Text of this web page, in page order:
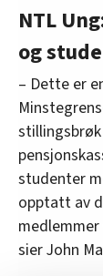
NTL
og
– Dette er
studenter
opptatt av
sier John